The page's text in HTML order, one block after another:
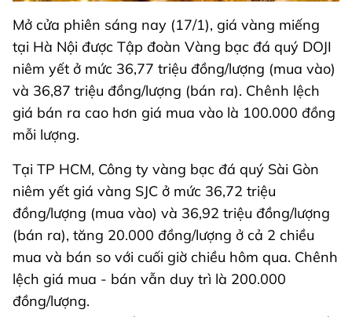
Mở cửa phiên sáng nay (17/1), giá vàng miếng
tại Hà Nội được Tập đoàn Vàng bạc đá quý DOJI
niêm yết ở mức 36,77 triệu đồng/lượng (mua vào)
và 36,87 triệu đồng/lượng (bán ra). Chênh lệch
giá bán ra cao hơn giá mua vào là 100.000 đồng
mỗi lượng.
Tại TP HCM, Công ty vàng bạc đá quý Sài Gòn
niêm yết giá vàng SJC ở mức 36,72 triệu
đồng/lượng (mua vào) và 36,92 triệu đồng/lượng
(bán ra), tăng 20.000 đồng/lượng ở cả 2 chiều
mua và bán so với cuối giờ chiều hôm qua. Chênh
lệch giá mua - bán vẫn duy trì là 200.000
đồng/lượng.